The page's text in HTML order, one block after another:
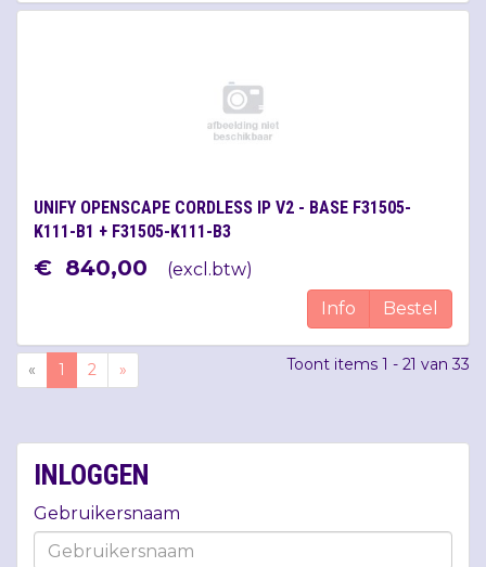
UNIFY OPENSCAPE CORDLESS IP V2 - BASE F31505-
K111-B1 + F31505-K111-B3
€ 840,00 (excl.btw)
Info
Bestel
Toont items 1 - 21 van 33
« 1 2 »
INLOGGEN
Gebruikersnaam